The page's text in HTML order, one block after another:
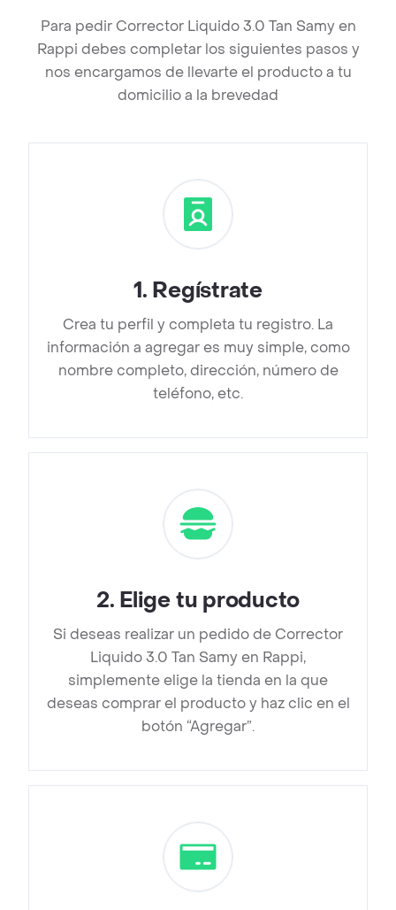
Para pedir Corrector Liquido 3.0 Tan Samy en
Rappi debes completar los siguientes pasos y
nos encargamos de llevarte el producto a tu
domicilio a la brevedad
1. Regístrate
Crea tu perfil y completa tu registro. La
información a agregar es muy simple, como
nombre completo, dirección, número de
teléfono, etc.
2. Elige tu producto
Si deseas realizar un pedido de Corrector
Liquido 3.0 Tan Samy en Rappi,
simplemente elige la tienda en la que
deseas comprar el producto y haz clic en el
botón “Agregar”.